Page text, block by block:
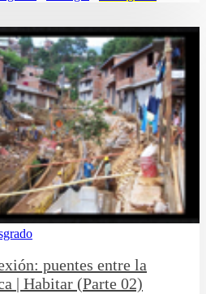
puentes entre la
| Habitar (Parte 02)